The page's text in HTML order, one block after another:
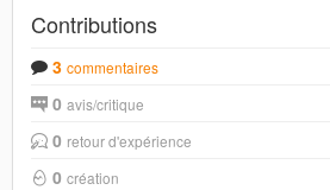
Contributions
3 commentaires
0 avis/critique
0 retour d'expérience
0 création